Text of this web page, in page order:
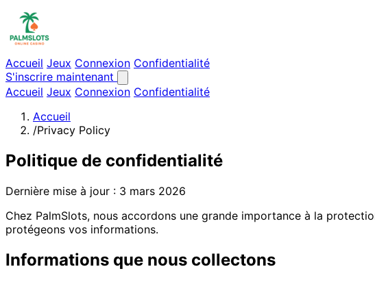
Accueil Jeux Connexion Confidentialité
S'inscrire maintenant
Accueil Jeux Connexion Confidentialité
Accueil
/Privacy Policy
Politique de confidentialité
Dernière mise à jour : 3 mars 2026
Chez PalmSlots, nous accordons une grande importance à la
protégeons vos informations.
Informations que nous collectons